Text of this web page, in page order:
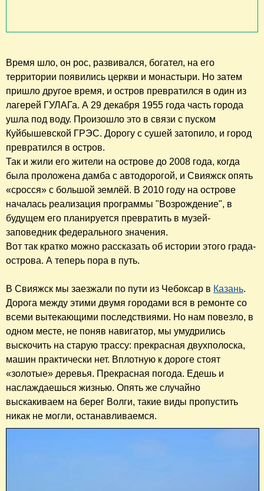
Время шло, он рос, развивался, богател, на его
территории появились церкви и монастыри. Но затем
пришло другое время, и остров превратился в один из
лагерей ГУЛАГа. А 29 декабря 1955 года часть города
ушла под воду. Произошло это в связи с пуском
Куйбышевской ГРЭС. Дорогу с сушей затопило, и город
превратился в остров.
Так и жили его жители на острове до 2008 года, когда
была проложена дамба с автодорогой, и Свияжск опять
«сросся» с большой землёй. В 2010 году на острове
началась реализация программы "Возрождение", в
будущем его планируется превратить в музей-
заповедник федерального значения.
Вот так кратко можно рассказать об истории этого града-
острова. А теперь пора в путь.
В Свияжск мы заезжали по пути из Чебоксар в Казань.
Дорога между этими двумя городами вся в ремонте со
всеми вытекающими последствиями. Но нам повезло, в
одном месте, не поняв навигатор, мы умудрились
выскочить на старую трассу: прекрасная двухполоска,
машин практически нет. Вплотную к дороге стоят
«золотые» деревья. Прекрасная погода. Едешь и
наслаждаешься жизнью. Опять же случайно
выскакиваем на берег Волги, такие виды пропустить
никак не могли, останавливаемся.